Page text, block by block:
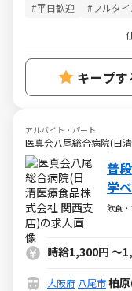
#平日歓迎
#フルタ
キープす
アルバイト・パート
医真会八尾総合病院(日
普
学
ー
飲食・
時給1,300円 ～
大阪府 八尾市柏